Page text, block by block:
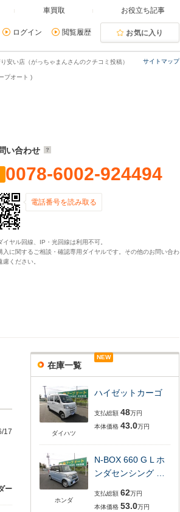
車買取 お役立ち記事
ログイン 閲覧履歴 お気に入り
サイトマップ
安い店（がっちゃまんさんのクチコミ投稿）
プオート )
い合わせ
0078-6002-924494
電話番号を読み取る
ヤル回線、IP・光回線は利用不可。
に関するご相談・確認専用ダイヤルです。その他のお問い合わ
慮ください。
17
ー
在庫一覧
ダイハツ
NEW
ハイゼットカーゴ
支払総額 48万円
本体価格 43.0万円
ホンダ
N-BOX 660 G L ホ
ンダセンシング …
支払総額 62万円
本体価格 53.0万円